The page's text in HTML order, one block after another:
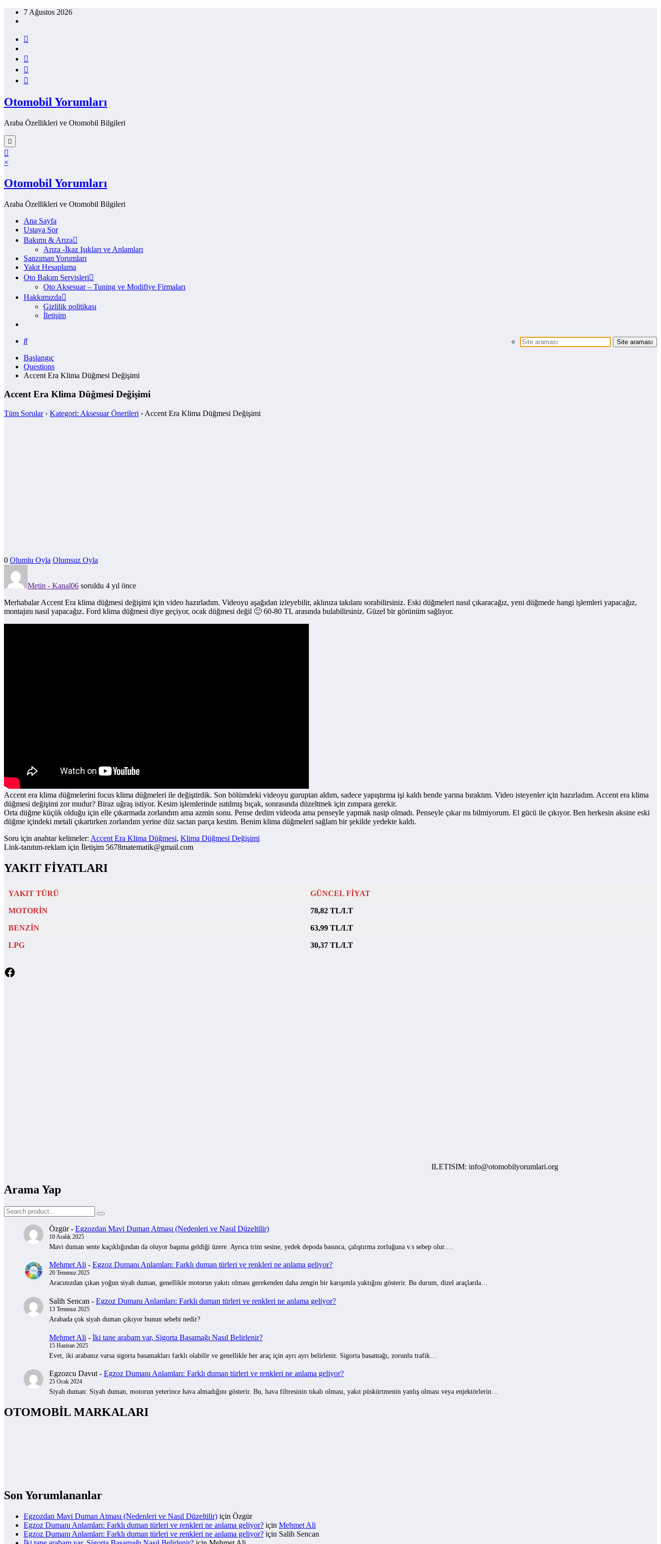
İçeriğe7 Ağustos 2026
Otomobil Yorumları
Araba Özellikleri ve Otomobil Bilgileri
×
Otomobil Yorumları
Araba Özellikleri ve Otomobil Bilgileri
Ana Sayfa
Ustaya Sor
Bakımı & Arıza
Arıza -İkaz Işıkları ve Anlamları
Şanzıman Yorumları
Yakıt Hesaplama
Oto Bakım Servisleri
Oto Aksesuar – Tuning ve Modifiye Firmaları
Hakkımızda
Gizlilik politikası
İletişim
Başlangıç
Questions
Accent Era Klima Düğmesi Değişimi
Accent Era Klima Düğmesi Değişimi
Tüm Sorular› Kategori: Aksesuar Önerileri › Accent Era Klima Düğmesi Değişimi
0 Olumlu Oyla Olumsuz Oyla
Metin - Kanal06 soruldu 4 yıl önce
Merhabalar Accent Era klima düğmesi değişimi için video hazırladım. Videoyu aşağıdan izleyebilir, aklınıza takılanı sorabilirsiniz. Eski düğmeleri nasıl çıkaracağız, yeni düğmede hangi işlemleri yapacağız,
montajını nasıl yapacağız. Ford klima düğmesi diye geçiyor, ocak düğmesi değil 🙂 60-80 TL arasında bulabilirsiniz. Güzel bir görünüm sağlıyor.
Accent era klima düğmelerini focus klima düğmeleri ile değiştirdik. Son bölümdeki videoyu guruptan aldım, sadece yapıştırma işi kaldı bende yarına bıraktım. Video isteyenler için hazırladım. Accent era klima
düğmesi değişimi zor mudur? Biraz uğraş istiyor. Kesim işlemlerinde ısıtılmış bıçak, sonrasında düzeltmek için zımpara gerekir.
Orta düğme küçük olduğu için elle çıkarmada zorlandım ama azmin sonu. Pense dedim videoda ama penseyle yapmak nasip olmadı. Penseyle çıkar mı bilmiyorum. El gücü ile çıkıyor. Ben herkesin aksine eski
düğme içindeki metali çıkartırken zorlandım yerine düz sactan parça kestim. Benim klima düğmeleri sağlam bir şekilde yedekte kaldı.
Soru için anahtar kelimeler: Accent Era Klima Düğmesi, Klima Düğmesi Değişimi
Link-tanıtım-reklam için İletişim 5678matematik@gmail.com
YAKIT FİYATLARI
YAKIT TÜRÜ GÜNCEL FİYAT
MOTORİN 78,82 TL/LT
BENZİN 63,99 TL/LT
LPG 30,37 TL/LT
Facebook
ILETISIM: info@otomobilyorumlari.org
Arama Yap
Özgür- Egzozdan Mavi Duman Atması (Nedenleri ve Nasıl Düzeltilir)
10 Aralık 2025
Mavi duman sente kaçıklığından da oluyor başıma geldiği üzere. Ayrıca trim sesine, yedek depoda basınca, çalıştırma zorluğuna v.s sebep olur.…
Mehmet Ali - Egzoz Dumanı Anlamları: Farklı duman türleri ve renkleri ne anlama geliyor?
20 Temmuz 2025
Aracınızdan çıkan yoğun siyah duman, genellikle motorun yakıtı olması gerekenden daha zengin bir karışımla yaktığını gösterir. Bu durum, dizel araçlarda…
Salih Sencan - Egzoz Dumanı Anlamları: Farklı duman türleri ve renkleri ne anlama geliyor?
13 Temmuz 2025
Arabada çok siyah duman çıkıyor bunun sebebi nedir?
Mehmet Ali - İki tane arabam var, Sigorta Basamağı Nasıl Belirlenir?
15 Haziran 2025
Evet, iki arabanız varsa sigorta basamakları farklı olabilir ve genellikle her araç için ayrı ayrı belirlenir. Sigorta basamağı, zorunlu trafik…
Egzozcu Davut - Egzoz Dumanı Anlamları: Farklı duman türleri ve renkleri ne anlama geliyor?
25 Ocak 2024
Siyah duman: Siyah duman, motorun yeterince hava almadığını gösterir. Bu, hava filtresinin tıkalı olması, yakıt püskürtmenin yanlış olması veya enjektörlerin…
OTOMOBİL MARKALARI
Son Yorumlananlar
Egzozdan Mavi Duman Atması (Nedenleri ve Nasıl Düzeltilir) için Özgür
Egzoz Dumanı Anlamları: Farklı duman türleri ve renkleri ne anlama geliyor? için Mehmet Ali
Egzoz Dumanı Anlamları: Farklı duman türleri ve renkleri ne anlama geliyor? için Salih Sencan